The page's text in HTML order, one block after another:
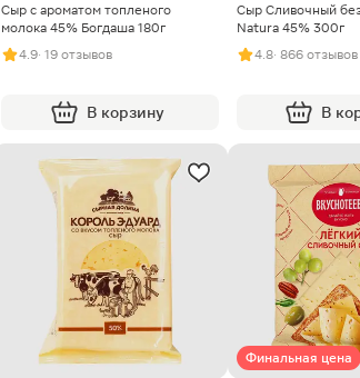
Сыр с ароматом топленого
молока 45% Богдаша 180г
4.9· 19 отзывов
В корзину
Сыр Сливочный
Natura 45% 300г
4.8· 866 отзывов
В
Финальная цена